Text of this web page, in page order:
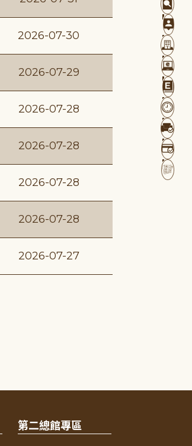
2026-07-30
2026-07-29
2026-07-28
2026-07-28
2026-07-28
2026-07-28
2026-07-27
第二總館專區